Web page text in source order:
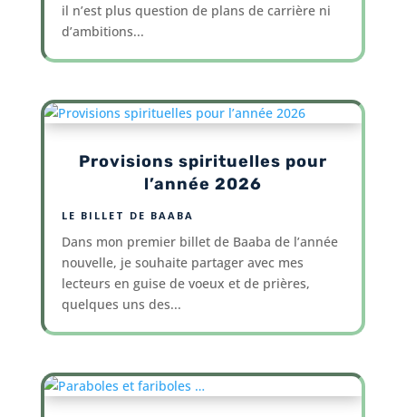
il n’est plus question de plans de carrière ni
d’ambitions...
Provisions spirituelles pour
l’année 2026
LE BILLET DE BAABA
Dans mon premier billet de Baaba de l’année
nouvelle, je souhaite partager avec mes
lecteurs en guise de voeux et de prières,
quelques uns des...